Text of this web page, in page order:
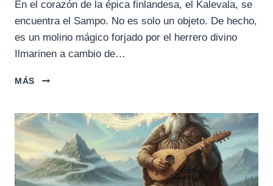
En el corazón de la épica finlandesa, el Kalevala, se
encuentra el Sampo. No es solo un objeto. De hecho,
es un molino mágico forjado por el herrero divino
Ilmarinen a cambio de…
MÁS
LA
SAMPO:
EL
OBJETO
DE
PROPÓSITO
Y